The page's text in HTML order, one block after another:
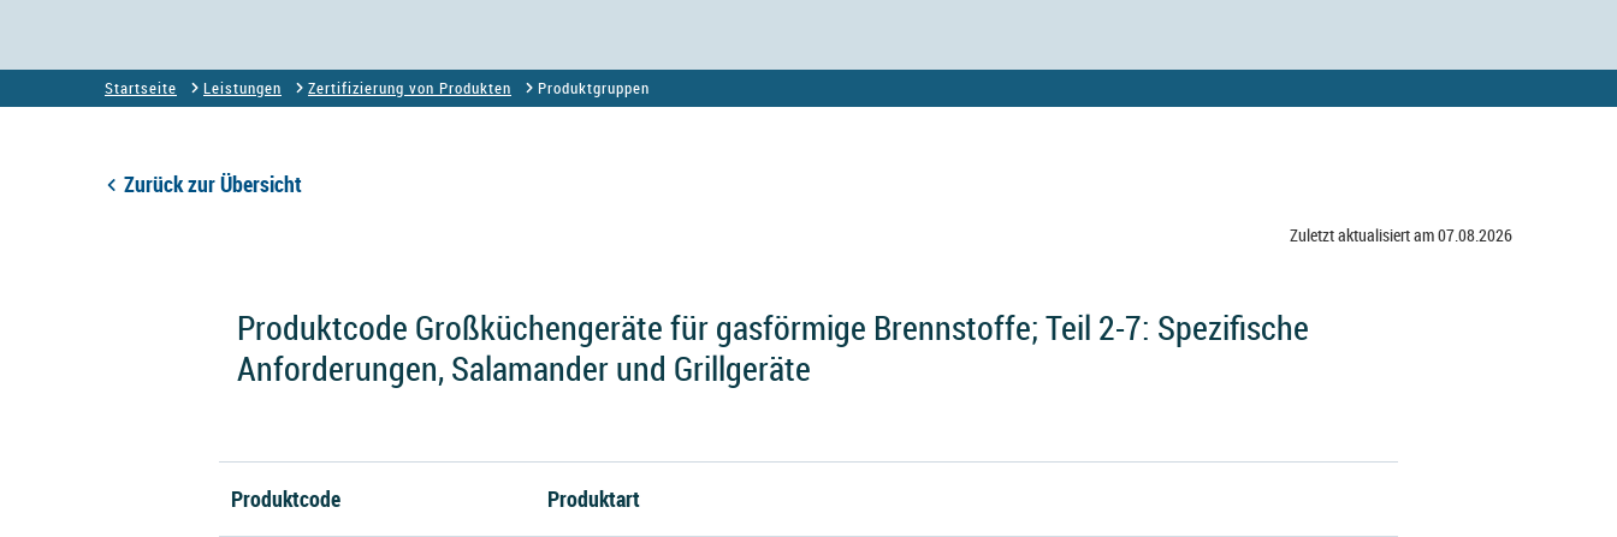
Startseite Leistungen Zertifizierung von Produkten Produktgruppen
Zurück zur Übersicht
Zuletzt aktualisiert am 07.08.2026
Produktcode Großküchengeräte für gasförmige Brennstoffe; Teil 2-7: Spezifische
Anforderungen, Salamander und Grillgeräte
Produktcode Produktart